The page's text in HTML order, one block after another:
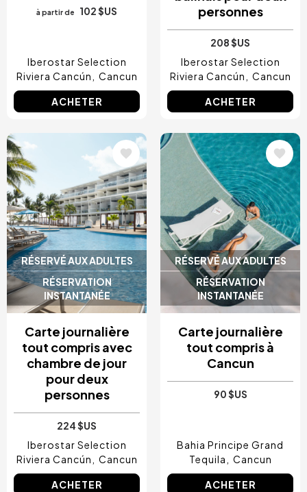
à partir de 102 $US
Iberostar Selection
Riviera Cancún
Cancun
ACHETER
personnes
208 $US
Iberostar Selection
Riviera Cancún
Cancun
ACHETER
RÉSERVÉ AUX ADULTES
RÉSERVATION
INSTANTANÉE
Image
Carte journalière
tout compris avec
chambre de jour
pour deux
personnes
224 $US
Iberostar Selection
Riviera Cancún
Cancun
ACHETER
RÉSERVÉ AUX ADULTES
RÉSERVATION
INSTANTANÉE
Image
Carte journalière
tout compris à
Cancun
90 $US
Bahia Principe Grand
Tequila
Cancun
ACHETER